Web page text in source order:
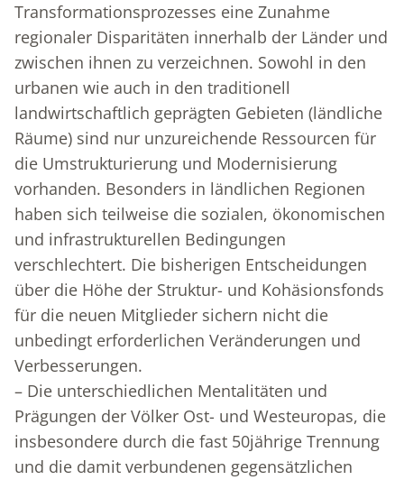
Transformationsprozesses eine Zunahme
regionaler Disparitäten innerhalb der Länder und
zwischen ihnen zu verzeichnen. Sowohl in den
urbanen wie auch in den traditionell
landwirtschaftlich geprägten Gebieten (ländliche
Räume) sind nur unzureichende Ressourcen für
die Umstrukturierung und Modernisierung
vorhanden. Besonders in ländlichen Regionen
haben sich teilweise die sozialen, ökonomischen
und infrastrukturellen Bedingungen
verschlechtert. Die bisherigen Entscheidungen
über die Höhe der Struktur- und Kohäsionsfonds
für die neuen Mitglieder sichern nicht die
unbedingt erforderlichen Veränderungen und
Verbesserungen.
– Die unterschiedlichen Mentalitäten und
Prägungen der Völker Ost- und Westeuropas, die
insbesondere durch die fast 50jährige Trennung
und die damit verbundenen gegensätzlichen